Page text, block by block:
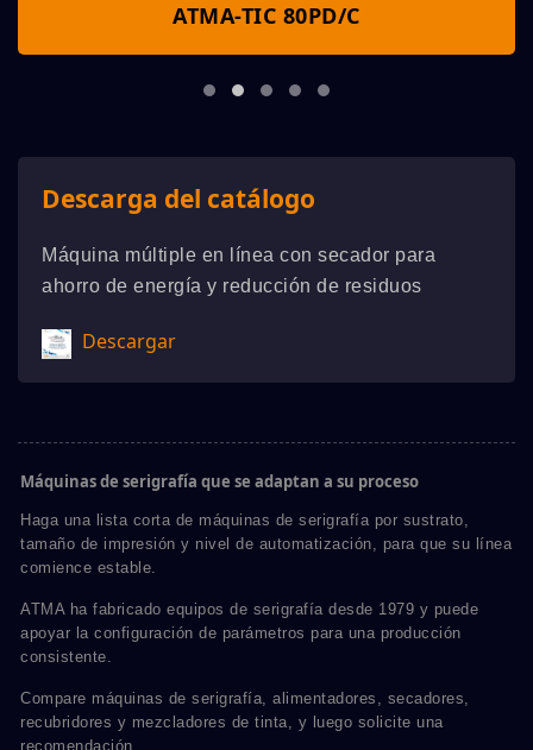
ATMA-TIC 80PD/C
Descarga del catálogo
Máquina múltiple en línea con secador para
ahorro de energía y reducción de residuos
Descargar
Máquinas de serigrafía que se adaptan a su proceso
Haga una lista corta de máquinas de serigrafía por sustrato,
tamaño de impresión y nivel de automatización, para que su línea
comience estable.
ATMA ha fabricado equipos de serigrafía desde 1979 y puede
apoyar la configuración de parámetros para una producción
consistente.
Compare máquinas de serigrafía, alimentadores, secadores,
recubridores y mezcladores de tinta, y luego solicite una
recomendación.